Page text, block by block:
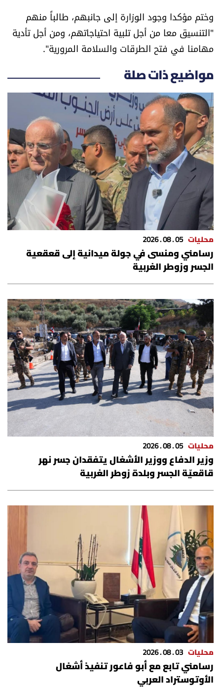
صحّة وصحن
الرياضة
منوّعات
حظّك اليوم
للتاريخ
فيديو
من نحن
للتواصل معنا
شروط الاستخدام
شروط الإشتراك
وختم مؤكدا وجود الوزارة إلى جانبهم، طالباً منهم
"التنسيق معا من أجل تلبية احتياجاتهم، ومن أجل تأدية
مهامنا في فتح الطرقات والسلامة المرورية".
مواضيع ذات صلة
محليات 05 . 08 . 2026
رسامني ومنسى في جولة ميدانية إلى قعقعية
الجسر وزوطر الغربية
محليات 05 . 08 . 2026
وزير الدفاع ووزير الأشغال يتفقدان جسر نهر
قاقعيّة الجسر وبلدة زوطر الغربية
محليات 03 . 08 . 2026
رسامني تابع مع أبو فاعور تنفيذ أشغال
الأوتوستراد العربي